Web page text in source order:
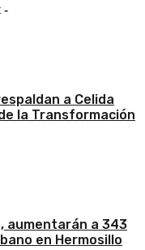
-
a Celida
la Transformación
aumentarán a 343
en Hermosillo